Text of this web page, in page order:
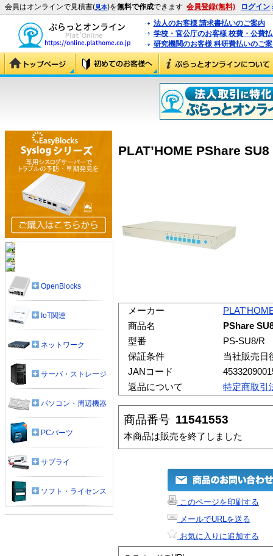
会員はオンラインで見積書(見本)を無料で作成できます 会員登録(無料) ログイン
法人のお客様 請求書払いのご案内
学校・官公庁のお客様 校費・公費
研究機関のお客様 科研費払いのご
PLAT’HOME PShare
メーカー
商品名
PShare
型番
PS-SU8/R
保証条件
当社販売日
JANコード
返品について
特定商取引
商品番号 11541553
本商品は販売を終了しました
このページを印刷する
メールでURLを送る
お気に入りに追加する
OpenBlocks
IoT関連
ネットワーク
サーバ・ストレージ
パソコン・周辺機器
PCパーツ
サプライ
ソフト・ライセンス